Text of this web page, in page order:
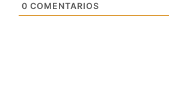
0 COMENTARIOS